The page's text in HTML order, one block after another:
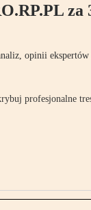
za
opinii
profesjonalne